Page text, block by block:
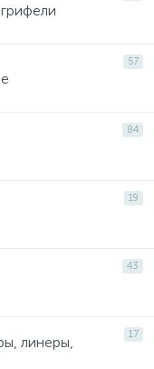
57
84
19
43
17
линеры,